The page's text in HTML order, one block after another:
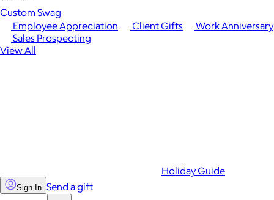
Employee Appreciation Client Gifts
Work Anniversary
Sales Prospecting
View All
Custom Swag
Holiday Guide
Sign In Send a gift